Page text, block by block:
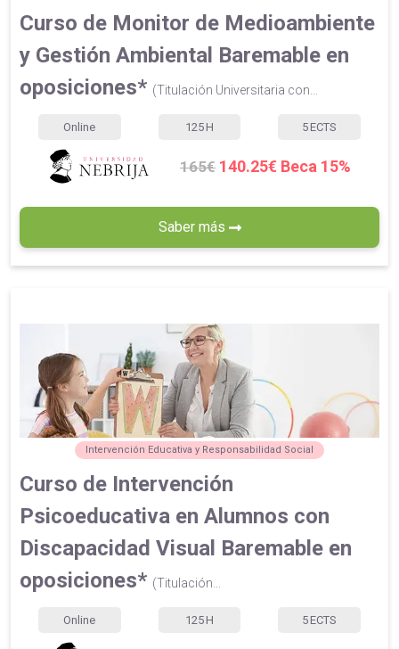
Curso de Monitor de Medioambiente
y Gestión Ambiental Baremable en
oposiciones* (Titulación Universitaria con...
Online 125 H 5 ECTS
165€ 140.25€ Beca 15%
Saber más
Intervención Educativa y Responsabilidad Social
Curso de Intervención
Psicoeducativa en Alumnos con
Discapacidad Visual Baremable en
oposiciones* (Titulación...
Online 125 H 5 ECTS